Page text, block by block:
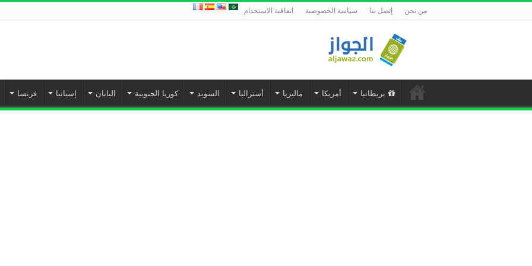
من نحن إتصل بنا سياسة الخصوصية اتفاقية الاستخدام
بريطانيا أمريكا ماليزيا أستراليا السويد كوريا الجنوبية اليابان إسبانيا‎ فرنسا